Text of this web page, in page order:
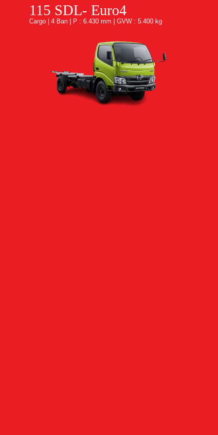
115 SDL- Euro4
Cargo | 4 Ban | P : 6.430 mm | GVW : 5.400 kg